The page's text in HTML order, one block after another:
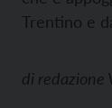
Trentino e
di redazione